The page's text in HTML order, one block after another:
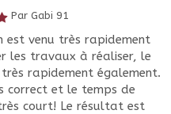
Par Gabi 91
est venu très rapidement
les travaux à réaliser, le
rapidement également.
correct et le temps de
court! Le résultat est